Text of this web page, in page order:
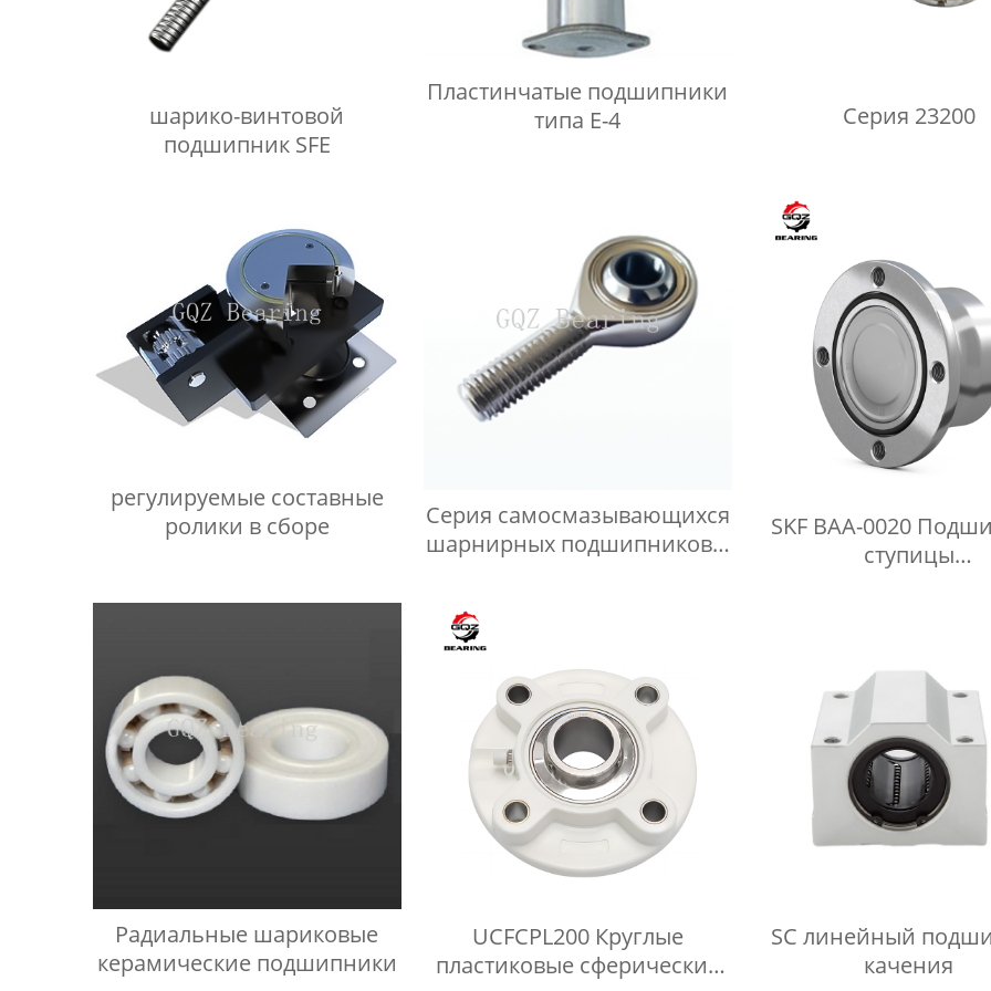
шарико-винтовой
подшипник SFE
Пластинчатые подшипники
типа E-4
Серия 23200
регулируемые составные
ролики в сборе
Серия самосмазывающихся
шарнирных подшипников с
SKF BAA-0020
ступицы
Радиальные шариковые
керамические подшипники
UCFCPL200 Круглые
пластиковые сферические
SC линейный
качения